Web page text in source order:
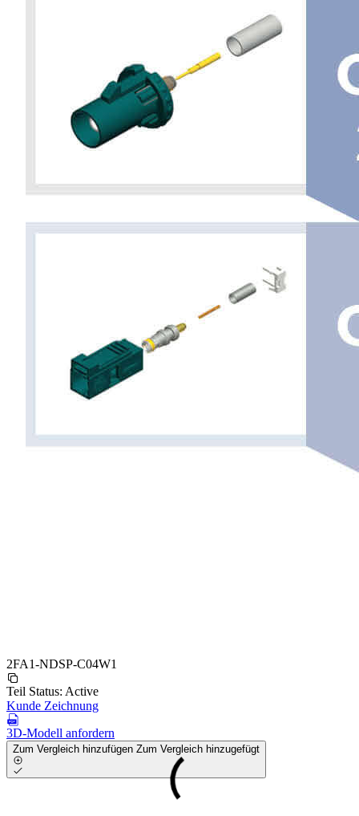
2FA1-NDSP-C04W1
Teil Status: Active
Kunde Zeichnung
3D-Modell anfordern
Zum Vergleich hinzufügen Zum Vergleich hinzugefügt